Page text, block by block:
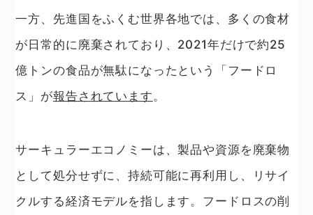
一方、先進国をふくむ世界各地では、多くの食材
が日常的に廃棄されており、2021年だけで約25
億トンの食品が無駄になったという「フードロ
ス」が報告されています 。
サーキュラーエコノミーは、製品や資源を廃棄物
として処分せずに、持続可能に再利用し、リサイ
クルする経済モデルを指します。フードロスの削